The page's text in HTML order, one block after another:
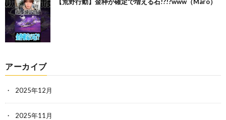
アーカイブ
2025年12月
2025年11月